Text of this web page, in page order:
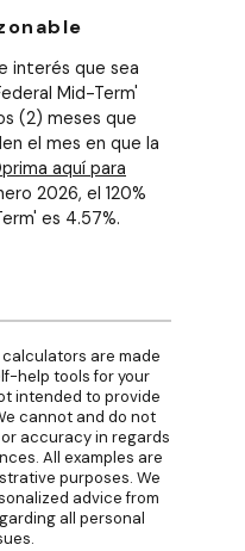
interés que sea
Mid-Term'
(2) meses que
el mes en que la
aquí para
2026, el 120%
es 4.57%.
are made
help tools for your
intended to provide
cannot and do not
accuracy in regards
All examples are
purposes. We
advice from
all personal